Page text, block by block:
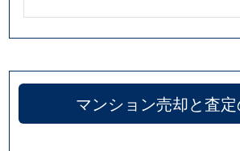
マンション売却と査